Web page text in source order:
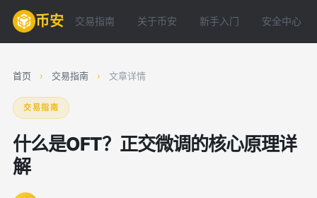
币安 交易指南 关于币安 新手入门 安全中心
首页 › 交易指南 › 文章详情
交易指南
什么是OFT？正交微调的核心原理详
解